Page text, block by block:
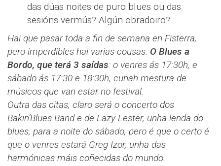
das dúas noites de puro blues ou das
sesións vermús? Algún obradoiro?
Hai que pasar toda a fin de semana en Fisterra,
pero imperdibles hai varias cousas. O Blues a
Bordo, que terá 3 saídas: o venres ás 17:30h, e
sábado ás 17:30 e 18:30h, cunah mestura de
músicos que van estar no festival.
Outra das citas, claro será o concerto dos
Bakin’Blues Band e de Lazy Lester, unha lenda do
blues, para a noite do sábado, pero é que o certo é
que o venres estará Greg Izor, unha das
harmónicas máis coñecidas do mundo.